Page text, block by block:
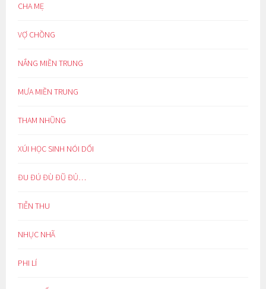
CHA MẸ
VỢ CHỒNG
NẮNG MIỀN TRUNG
MƯA MIỀN TRUNG
THAM NHŨNG
XÚI HỌC SINH NÓI DỐI
ĐU ĐÚ ĐÙ ĐŨ ĐỦ…
TIỄN THU
NHỤC NHÃ
PHI LÍ